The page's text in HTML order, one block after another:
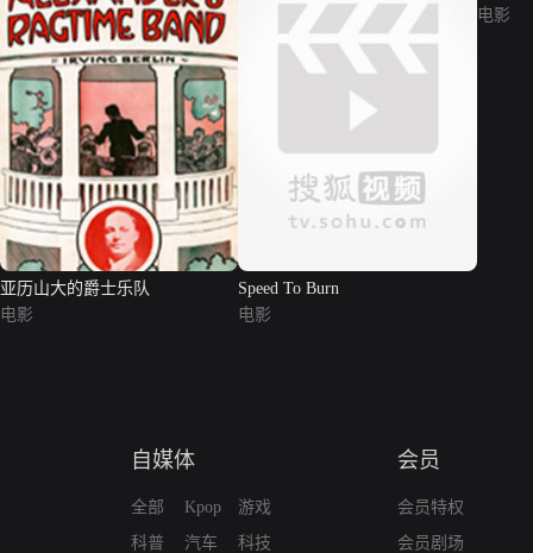
亚历山大的爵士乐队
电影
Speed To Burn
电影
电影
自媒体
全部
科普
Kpop
汽车
游戏
科技
会员
会员特权
会员剧场